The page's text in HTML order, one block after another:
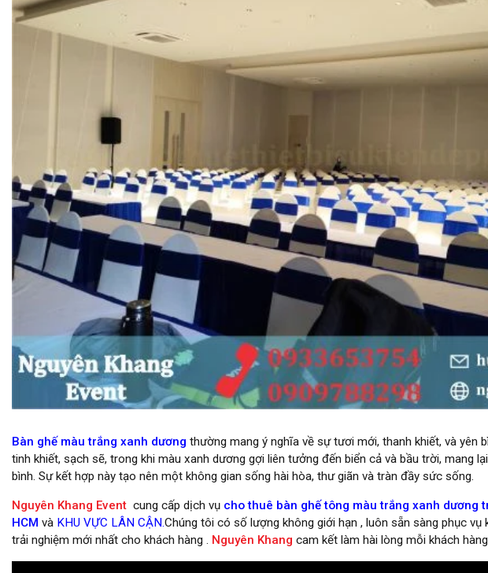
Bàn ghế màu trắng xanh dương thường mang ý nghĩa về sự tươi mới, thanh khiết, và yên
tinh khiết, sạch sẽ, trong khi màu xanh dương gợi liên tưởng đến biển cả và bầu trời, mang
bình. Sự kết hợp này tạo nên một không gian sống hài hòa, thư giãn và tràn đầy sức sống.
Nguyên Khang Event cung cấp dịch vụ cho thuê bàn ghế tông màu trắng xanh dương
HCM và KHU VỰC LÂN CẬN.Chúng tôi có số lượng không giới hạn , luôn sẵn sàng phục
trải nghiệm mới nhất cho khách hàng . Nguyên Khang cam kết làm hài lòng mỗi khách